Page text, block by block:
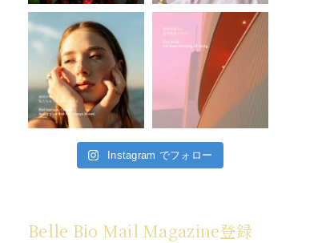
Instagram でフォロー
Belle Bio Mail Magazine登録